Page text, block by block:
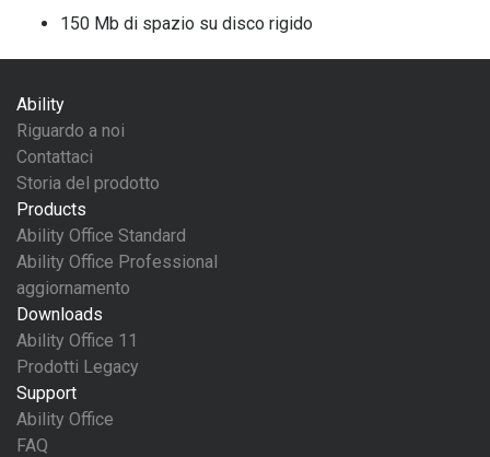
150 Mb di spazio su disco rigido
Ability
Riguardo a noi
Contattaci
Storia del prodotto
Products
Ability Office Standard
Ability Office Professional
aggiornamento
Downloads
Ability Office 11
Prodotti Legacy
Support
Ability Office
FAQ